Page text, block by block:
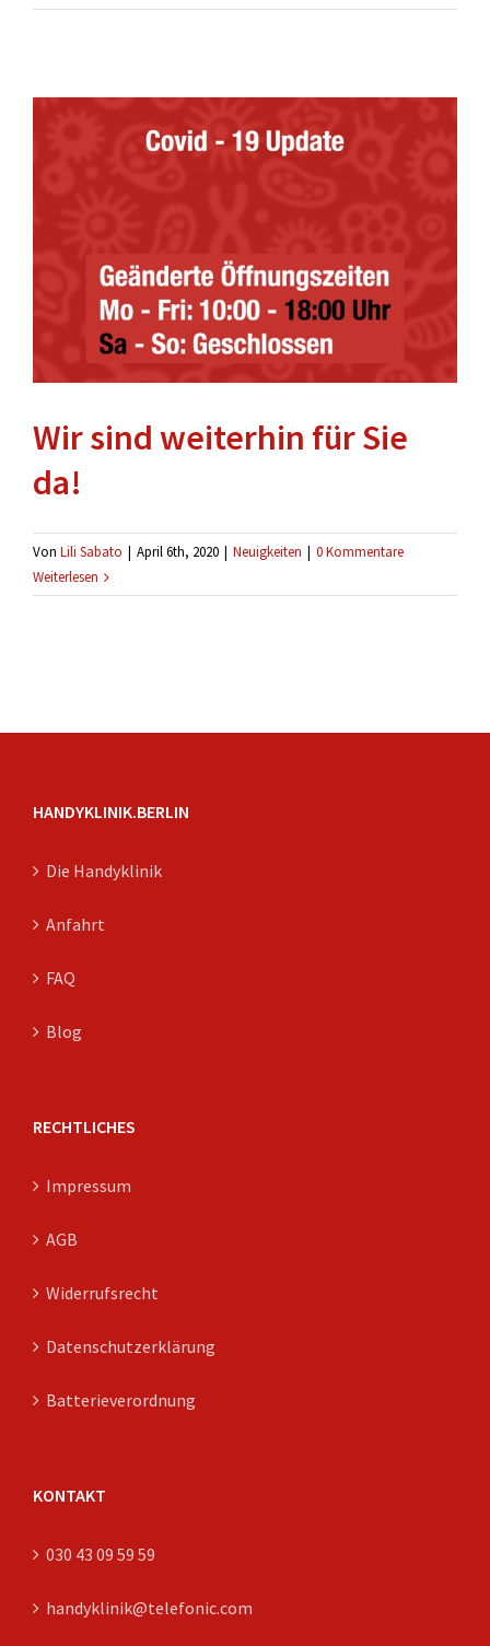
Wir sind weiterhin für Sie
da!
Von Lili Sabato | April 6th, 2020 | Neuigkeiten | 0 Kommentare
Weiterlesen
HANDYKLINIK.BERLIN
Die Handyklinik
Anfahrt
FAQ
Blog
RECHTLICHES
Impressum
AGB
Widerrufsrecht
Datenschutzerklärung
Batterieverordnung
KONTAKT
030 43 09 59 59
handyklinik@telefonic.com